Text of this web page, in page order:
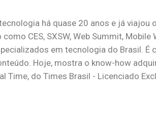
há quase 20 anos e já viajou
CES, SXSW, Web Summit, Mobile
em tecnologia do Brasil. É
Hoje, mostra o know-how
Time, do Times Brasil - Licenciado